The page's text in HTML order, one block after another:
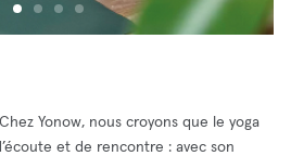
Yonow, nous croyons que le yoga
et de rencontre : avec son